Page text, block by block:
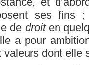
ses fins ;
de droiten
a pour
dont elle